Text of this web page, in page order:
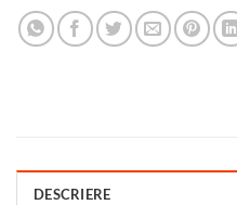
DESCRIERE